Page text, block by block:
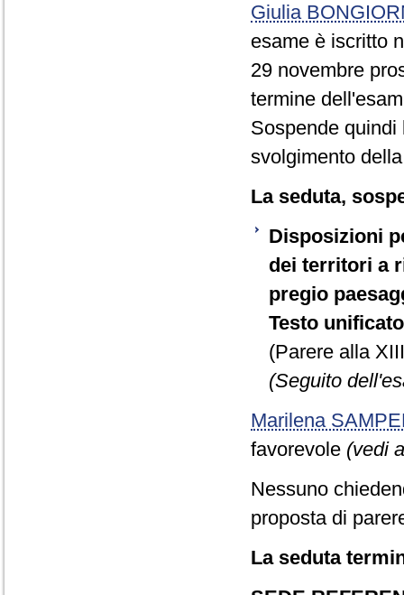
Giulia
esame è iscritto
29 novembre
termine
Sospende
svolgimento
La seduta,
Disposizioni
dei territori a
pregio
Testo
(Parere alla
(Seguito
Marilena
favorevole (vedi
Nessuno
proposta di
La seduta